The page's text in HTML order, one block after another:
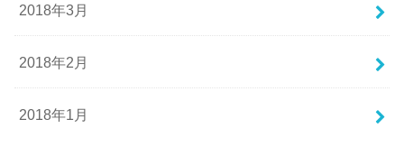
2018年3月
2018年2月
2018年1月